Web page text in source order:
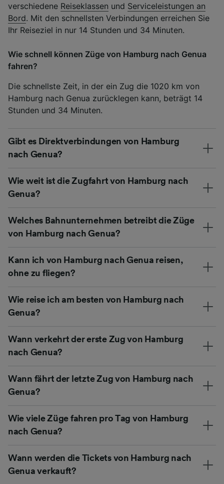
verschiedene Reiseklassen und Serviceleistungen an
Bord. Mit den schnellsten Verbindungen erreichen Sie
Ihr Reiseziel in nur 14 Stunden und 34 Minuten.
Wie schnell können Züge von Hamburg nach Genua
fahren?
Die schnellste Zeit, in der ein Zug die 1020 km von
Hamburg nach Genua zurücklegen kann, beträgt 14
Stunden und 34 Minuten.
Gibt es Direktverbindungen von Hamburg
nach Genua?
Wie weit ist die Zugfahrt von Hamburg nach
Genua?
Welches Bahnunternehmen betreibt die Züge
von Hamburg nach Genua?
Kann ich von Hamburg nach Genua reisen,
ohne zu fliegen?
Wie reise ich am besten von Hamburg nach
Genua?
Wann verkehrt der erste Zug von Hamburg
nach Genua?
Wann fährt der letzte Zug von Hamburg nach
Genua?
Wie viele Züge fahren pro Tag von Hamburg
nach Genua?
Wann werden die Tickets von Hamburg nach
Genua verkauft?